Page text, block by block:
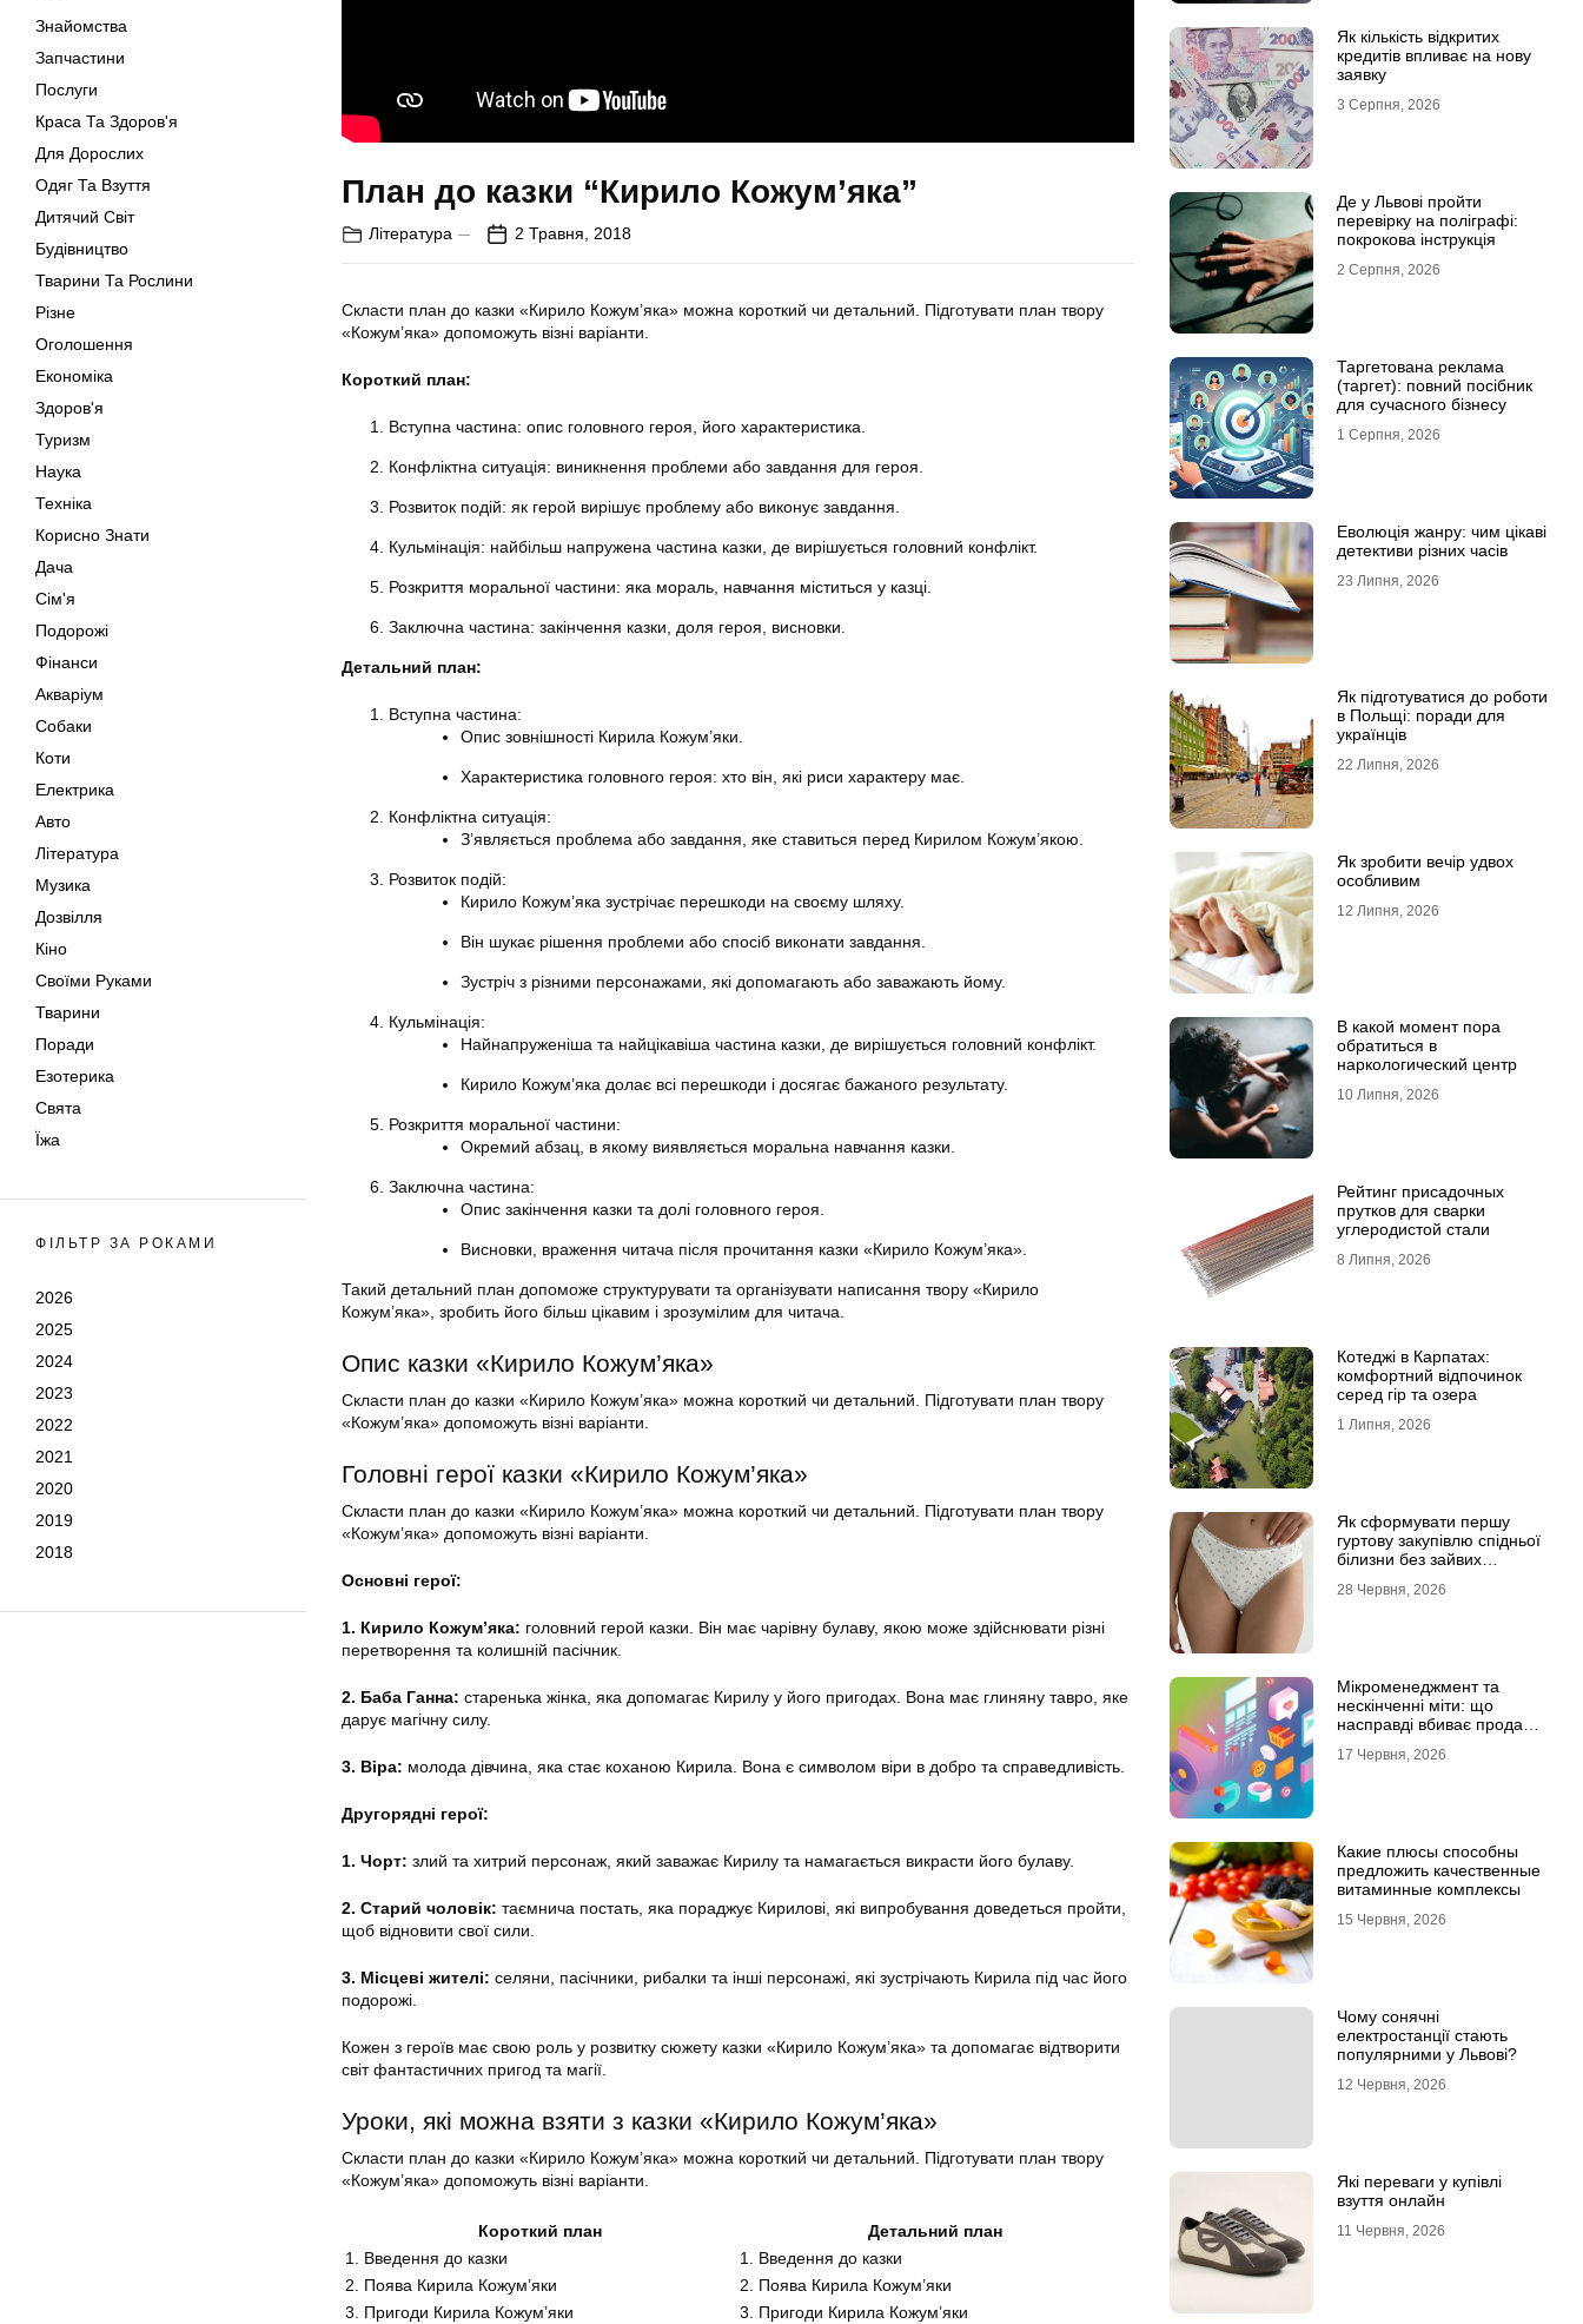
Знайомства
Запчастини
Послуги
Краса Та Здоров'я
Для Дорослих
Одяг Та Взуття
Дитячий Світ
Будівництво
Тварини Та Рослини
Різне
Оголошення
Економіка
Здоров'я
Туризм
Наука
Техніка
Корисно Знати
Дача
Сім'я
Подорожі
Фінанси
Акваріум
Собаки
Коти
Електрика
Авто
Література
Музика
Дозвілля
Кіно
Своїми Руками
Тварини
Поради
Езотерика
Свята
Їжа
ФІЛЬТР ЗА РОКАМИ
2026
2025
2024
2023
2022
2021
2020
2019
2018
План до казки “Кирило Кожум’яка”
Література 2 Травня, 2018
Скласти план до казки «Кирило Кожум’яка» можна короткий чи детальний. Підготувати план твору
«Кожум’яка» допоможуть візні варіанти.
Короткий план:
Вступна частина: опис головного героя, його характеристика.
Конфліктна ситуація: виникнення проблеми або завдання для героя.
Розвиток подій: як герой вирішує проблему або виконує завдання.
Кульмінація: найбільш напружена частина казки, де вирішується головний конфлікт.
Розкриття моральної частини: яка мораль, навчання міститься у казці.
Заключна частина: закінчення казки, доля героя, висновки.
Детальний план:
Вступна частина:
Опис зовнішності Кирила Кожум’яки.
Характеристика головного героя: хто він, які риси характеру має.
Конфліктна ситуація:
З’являється проблема або завдання, яке ставиться перед Кирилом Кожум’якою.
Розвиток подій:
Кирило Кожум’яка зустрічає перешкоди на своєму шляху.
Він шукає рішення проблеми або спосіб виконати завдання.
Зустріч з різними персонажами, які допомагають або заважають йому.
Кульмінація:
Найнапруженіша та найцікавіша частина казки, де вирішується головний конфлікт.
Кирило Кожум’яка долає всі перешкоди і досягає бажаного результату.
Розкриття моральної частини:
Окремий абзац, в якому виявляється моральна навчання казки.
Заключна частина:
Опис закінчення казки та долі головного героя.
Висновки, враження читача після прочитання казки «Кирило Кожум’яка».
Такий детальний план допоможе структурувати та організувати написання твору «Кирило
Кожум’яка», зробить його більш цікавим і зрозумілим для читача.
Опис казки «Кирило Кожум’яка»
Скласти план до казки «Кирило Кожум’яка» можна короткий чи детальний. Підготувати план твору
«Кожум’яка» допоможуть візні варіанти.
Головні герої казки «Кирило Кожум’яка»
Скласти план до казки «Кирило Кожум’яка» можна короткий чи детальний. Підготувати план твору
«Кожум’яка» допоможуть візні варіанти.
Основні герої:
1. Кирило Кожум’яка: головний герой казки. Він має чарівну булаву, якою може здійснювати різні
перетворення та колишній пасічник.
2. Баба Ганна: старенька жінка, яка допомагає Кирилу у його пригодах. Вона має глиняну тавро, яке
дарує магічну силу.
3. Віра: молода дівчина, яка стає коханою Кирила. Вона є символом віри в добро та справедливість.
Другорядні герої:
1. Чорт: злий та хитрий персонаж, який заважає Кирилу та намагається викрасти його булаву.
2. Старий чоловік: таємнича постать, яка пораджує Кирилові, які випробування доведеться пройти,
щоб відновити свої сили.
3. Місцеві жителі: селяни, пасічники, рибалки та інші персонажі, які зустрічають Кирила під час його
подорожі.
Кожен з героїв має свою роль у розвитку сюжету казки «Кирило Кожум’яка» та допомагає відтворити
світ фантастичних пригод та магії.
Уроки, які можна взяти з казки «Кирило Кожум’яка»
Скласти план до казки «Кирило Кожум’яка» можна короткий чи детальний. Підготувати план твору
«Кожум’яка» допоможуть візні варіанти.
Короткий план
Детальний план
1. Введення до казки
1. Введення до казки
2. Поява Кирила Кожум’яки
2. Поява Кирила Кожум’яки
3. Пригоди Кирила Кожум’яки
3. Пригоди Кирила Кожум’яки
Як кількість відкритих
кредитів впливає на нову
заявку
3 Серпня, 2026
Де у Львові пройти
перевірку на поліграфі:
покрокова інструкція
2 Серпня, 2026
Таргетована реклама
(таргет): повний посібник
для сучасного бізнесу
1 Серпня, 2026
Еволюція жанру: чим цікаві
детективи різних часів
23 Липня, 2026
Як підготуватися до роботи
в Польщі: поради для
українців
22 Липня, 2026
Як зробити вечір удвох
особливим
12 Липня, 2026
В какой момент пора
обратиться в
наркологический центр
10 Липня, 2026
Рейтинг присадочных
прутков для сварки
углеродистой стали
8 Липня, 2026
Котеджі в Карпатах:
комфортний відпочинок
серед гір та озера
1 Липня, 2026
Як сформувати першу
гуртову закупівлю спідньої
білизни без зайвих
28 Червня, 2026
Мікроменеджмент та
нескінченні міти: що
насправді вбиває продажі
17 Червня, 2026
Какие плюсы способны
предложить качественные
витаминные комплексы
15 Червня, 2026
Чому сонячні
електростанції стають
популярними у Львові?
12 Червня, 2026
Які переваги у купівлі
взуття онлайн
11 Червня, 2026